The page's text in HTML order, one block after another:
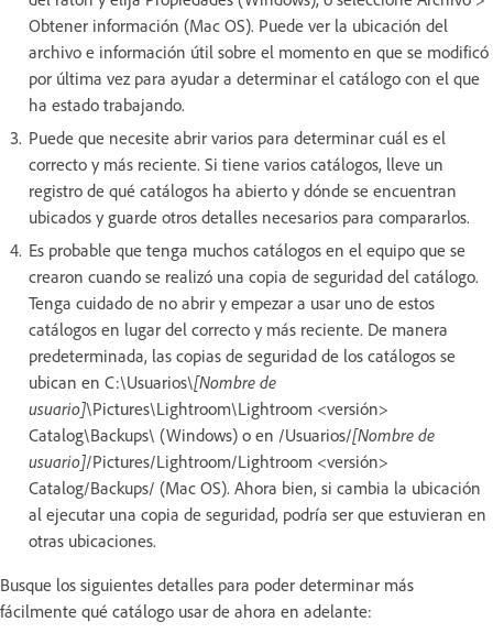
Obtener información (Mac OS). Puede ver la ubicación del
archivo e información útil sobre el momento en que se modificó
por última vez para ayudar a determinar el catálogo con el que
ha estado trabajando.
Puede que necesite abrir varios para determinar cuál es el
correcto y más reciente. Si tiene varios catálogos, lleve un
registro de qué catálogos ha abierto y dónde se encuentran
ubicados y guarde otros detalles necesarios para compararlos.
Es probable que tenga muchos catálogos en el equipo que se
crearon cuando se realizó una copia de seguridad del catálogo.
Tenga cuidado de no abrir y empezar a usar uno de estos
catálogos en lugar del correcto y más reciente. De manera
predeterminada, las copias de seguridad de los catálogos se
ubican en C:\Usuarios\[Nombre de
usuario]\Pictures\Lightroom\Lightroom <versión>
Catalog\Backups\ (Windows) o en /Usuarios/[Nombre de
usuario]/Pictures/Lightroom/Lightroom <versión>
Catalog/Backups/ (Mac OS). Ahora bien, si cambia la ubicación
al ejecutar una copia de seguridad, podría ser que estuvieran en
otras ubicaciones.
Busque los siguientes detalles para poder determinar más
fácilmente qué catálogo usar de ahora en adelante: